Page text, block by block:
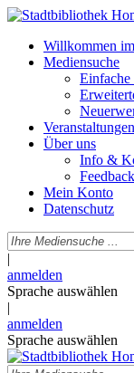
Willkommen
Mediensuche
Einfache
Veranstaltungen
Über uns
Info &
Feedback
Mein Konto
Datenschutz
|
anmelden
Sprache auswählen
|
anmelden
Sprache auswählen